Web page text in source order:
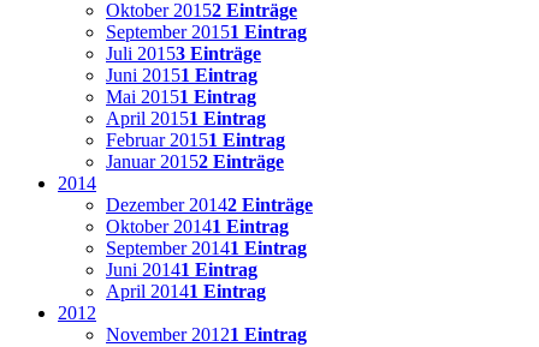
Oktober 20152 Einträge
September 20151 Eintrag
Juli 20153 Einträge
Juni 20151 Eintrag
Mai 20151 Eintrag
April 20151 Eintrag
Februar 20151 Eintrag
Januar 20152 Einträge
2014
Dezember 20142 Einträge
Oktober 20141 Eintrag
September 20141 Eintrag
Juni 20141 Eintrag
April 20141 Eintrag
2012
November 20121 Eintrag